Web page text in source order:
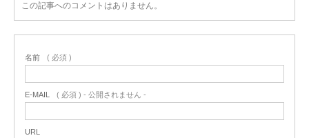
この記事へのコメントはありません。
名前 ( 必須 )
E-MAIL ( 必須 ) - 公開されません -
URL